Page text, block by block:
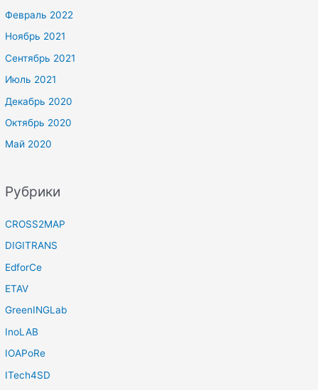
Февраль 2022
Ноябрь 2021
Сентябрь 2021
Июль 2021
Декабрь 2020
Октябрь 2020
Май 2020
Рубрики
CROSS2MAP
DIGITRANS
EdforCe
ETAV
GreenINGLab
InoLAB
IOAPoRe
ITech4SD